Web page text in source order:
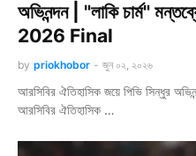
অভিনন্দন | "লাকি চার্ম"
2026 Final
by priokhobor - জুন ০২, ২০২৬
আরসিবির ঐতিহাসিক জয়ে পিভি সিন্ধুর
আরসিবির ঐতিহাসিক …